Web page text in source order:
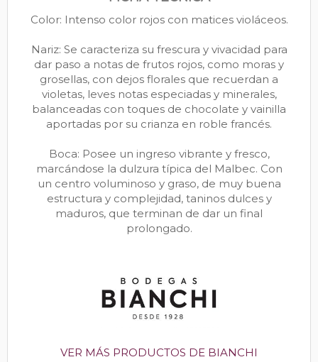
Color: Intenso color rojos con matices violáceos.
Nariz: Se caracteriza su frescura y vivacidad para
dar paso a notas de frutos rojos, como moras y
grosellas, con dejos florales que recuerdan a
violetas, leves notas especiadas y minerales,
balanceadas con toques de chocolate y vainilla
aportadas por su crianza en roble francés.
Boca: Posee un ingreso vibrante y fresco,
marcándose la dulzura típica del Malbec. Con
un centro voluminoso y graso, de muy buena
estructura y complejidad, taninos dulces y
maduros, que terminan de dar un final
prolongado.
VER MÁS PRODUCTOS DE BIANCHI